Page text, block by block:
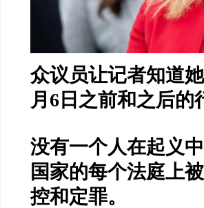
众议员让记者知道
月6日之前和之后的
没有一个人在起义
国家的每个法庭上
控和定罪。